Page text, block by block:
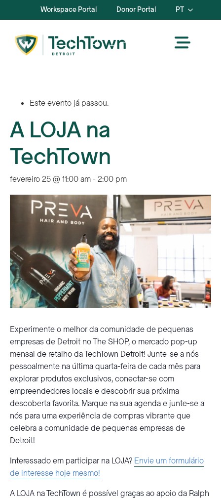
Workspace Portal Donor Portal PT
Este evento já passou.
A LOJA na
TechTown
fevereiro 25 @ 11:00 am- 2:00 pm
Experimente o melhor da comunidade de pequenas
empresas de Detroit no The SHOP, o mercado pop-up
mensal de retalho da TechTown Detroit! Junte-se a nós
pessoalmente na última quarta-feira de cada mês para
explorar produtos exclusivos, conectar-se com
empreendedores locais e descobrir sua próxima
descoberta favorita. Marque na sua agenda e junte-se a
nós para uma experiência de compras vibrante que
celebra a comunidade de pequenas empresas de
Detroit!
Interessado em participar na LOJA? Envie um formulário
de interesse hoje mesmo!
A LOJA na TechTown é possível graças ao apoio da Ralph